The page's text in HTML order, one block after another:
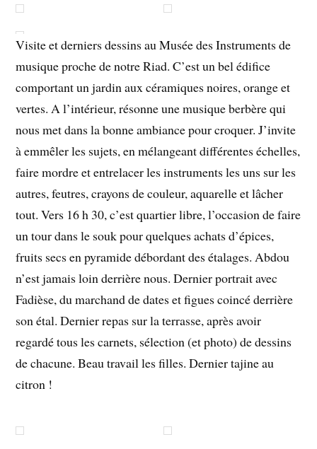
Visite et derniers dessins au Musée des Instruments de
musique proche de notre Riad. C’est un bel édifice
comportant un jardin aux céramiques noires, orange et
vertes. A l’intérieur, résonne une musique berbère qui
nous met dans la bonne ambiance pour croquer. J’invite
à emmêler les sujets, en mélangeant différentes échelles,
faire mordre et entrelacer les instruments les uns sur les
autres, feutres, crayons de couleur, aquarelle et lâcher
tout. Vers 16 h 30, c’est quartier libre, l’occasion de faire
un tour dans le souk pour quelques achats d’épices,
fruits secs en pyramide débordant des étalages. Abdou
n’est jamais loin derrière nous. Dernier portrait avec
Fadièse, du marchand de dates et figues coincé derrière
son étal. Dernier repas sur la terrasse, après avoir
regardé tous les carnets, sélection (et photo) de dessins
de chacune. Beau travail les filles. Dernier tajine au
citron !